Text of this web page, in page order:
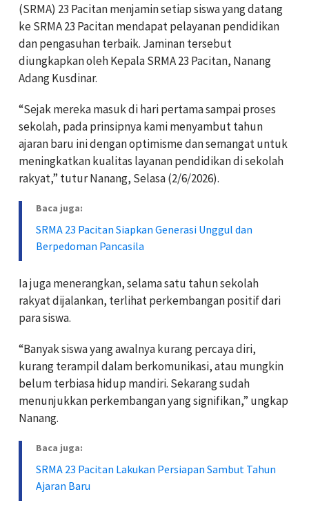
(SRMA) 23 Pacitan menjamin setiap siswa yang datang
ke SRMA 23 Pacitan mendapat pelayanan pendidikan
dan pengasuhan terbaik. Jaminan tersebut
diungkapkan oleh Kepala SRMA 23 Pacitan, Nanang
Adang Kusdinar.
“Sejak mereka masuk di hari pertama sampai proses
sekolah, pada prinsipnya kami menyambut tahun
ajaran baru ini dengan optimisme dan semangat untuk
meningkatkan kualitas layanan pendidikan di sekolah
rakyat,” tutur Nanang, Selasa (2/6/2026).
Baca juga:
SRMA 23 Pacitan Siapkan Generasi Unggul dan
Berpedoman Pancasila
Ia juga menerangkan, selama satu tahun sekolah
rakyat dijalankan, terlihat perkembangan positif dari
para siswa.
“Banyak siswa yang awalnya kurang percaya diri,
kurang terampil dalam berkomunikasi, atau mungkin
belum terbiasa hidup mandiri. Sekarang sudah
menunjukkan perkembangan yang signifikan,” ungkap
Nanang.
Baca juga:
SRMA 23 Pacitan Lakukan Persiapan Sambut Tahun
Ajaran Baru